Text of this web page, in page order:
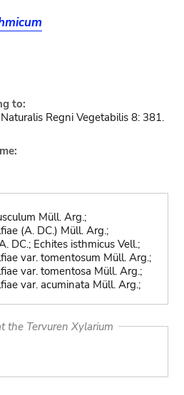
to:
Regni Vegetabilis 8: 381.
Müll. Arg.;
(A. DC.) Müll. Arg.;
DC.; Echites isthmicus Vell.;
var. tomentosum Müll. Arg.;
var. tomentosa Müll. Arg.;
var. acuminata Müll. Arg.;
the Tervuren Xylarium